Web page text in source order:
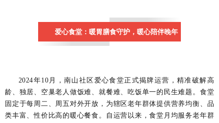
爱心食堂：暖胃膳食守护，暖心陪伴晚年
2024年10月，南山社区爱心食堂正式揭牌运营，精准破解高
龄、独居、空巢老人做饭难、就餐难、吃饭单一的民生难题。食堂
固定于每周二、周五对外开放，为辖区老年群体提供营养均衡、品
类丰富、性价比高的暖心餐食。自运营以来，食堂月均服务老年群